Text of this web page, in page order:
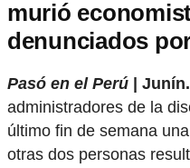
murió
denunciados
Pasó en el Perú | Junín.
administradores de la
último fin de semana
otras dos personas